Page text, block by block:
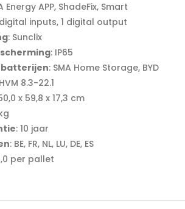
Energy APP, ShadeFix, Smart
inputs, 1 digital output
: Sunclix
: IP65
batterijen: SMA Home Storage, BYD
8.3-22.1
x 59,8 x 17,3 cm
: 10 jaar
: BE, FR, NL, LU, DE, ES
per pallet